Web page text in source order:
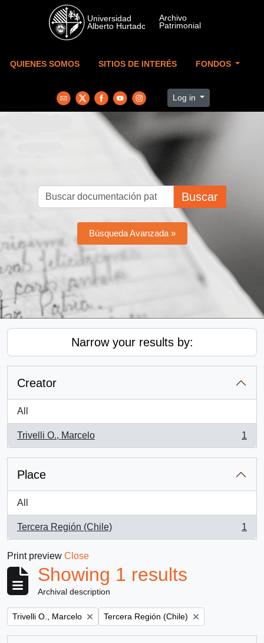
Skip to main content
QUIENES SOMOS SITIOS DE INTERÉS FONDOS
Log in
Buscar
Búsqueda Avanzada »
Narrow your results by:
Creator
All
Trivelli O., Marcelo
, 1 results
1
Place
All
Tercera Región (Chile)
, 1 results
1
Print preview Close
Showing 1 results
Archival description
Remove filter:
Trivelli O., Marcelo Remove filter:
Tercera Región (Chile)